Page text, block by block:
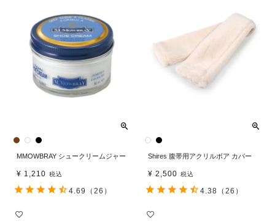
MMOWBRAY シュークリームジャー
¥ 1,210 税込
4.69 （26）
Shires 腹帯用アクリルボア カバー
¥ 2,500 税込
4.38 （26）